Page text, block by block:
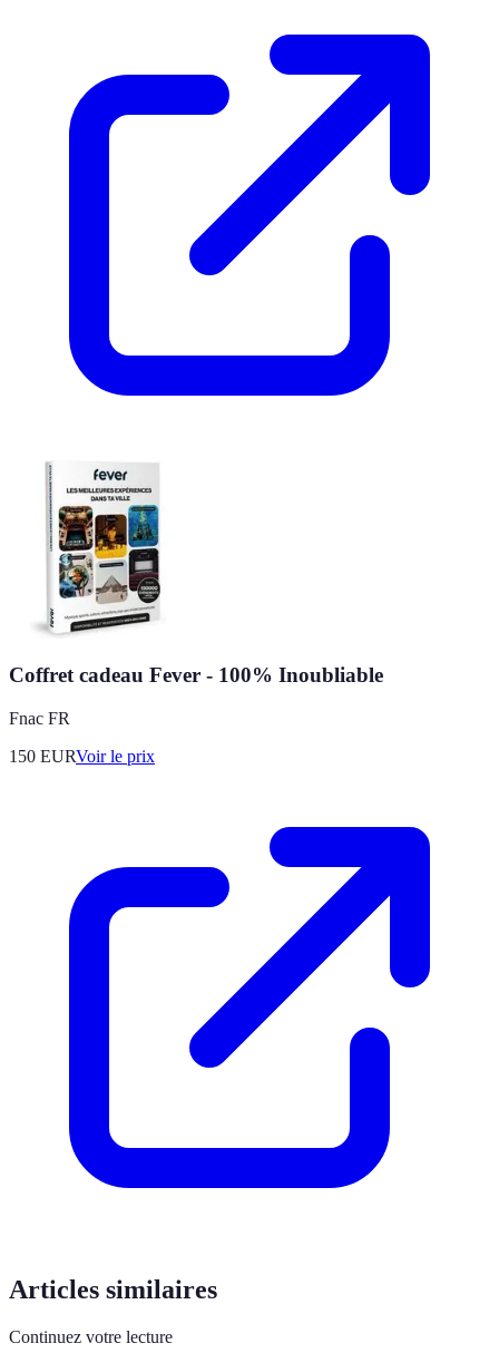
Coffret cadeau Fever - 100% Inoubliable
Fnac FR
150 EURVoir le prix
Articles similaires
Continuez votre lecture